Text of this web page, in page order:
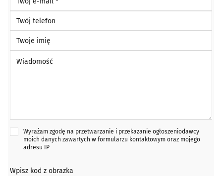
Twój telefon
Twoje imię
Wyrażam zgodę na przetwarzanie i przekazanie ogłoszeniodawcy
moich danych zawartych w formularzu kontaktowym oraz mojego
adresu IP
Wpisz kod z obrazka